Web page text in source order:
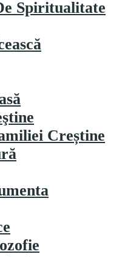
Spiritualitate
Creștine